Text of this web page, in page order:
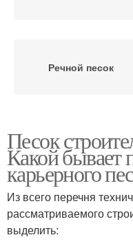
Речной песок
Песок
Какой бывает
карьерного
Из всего перечня
рассматриваемого
выделить: